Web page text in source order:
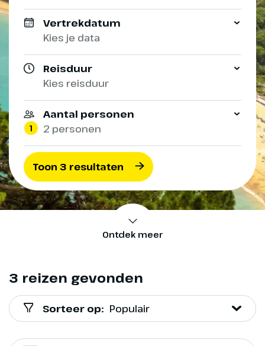
Ontdek meer
Vertrekdatum
Kies je data
Reisduur
Kies reisduur
Aantal personen
1 2 personen
Toon 3 resultaten
3 reizen gevonden
Sorteer op: Populair